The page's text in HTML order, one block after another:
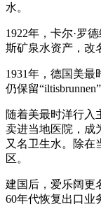
水。
1922年，卡尔·罗
斯矿泉水资产，改
1931年，德国美最
仍保留“iltisbrunnen”
随着美最时洋行入
卖进当地医院，成
又名卫生水。除在
区。
建国后，爱乐阔更
60年代恢复出口业